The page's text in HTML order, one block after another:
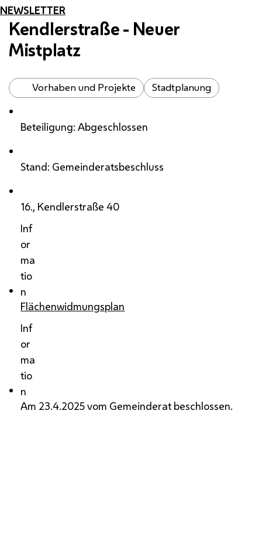
NEWSLETTER
Kendlerstraße - Neuer
Mistplatz
Vorhaben und Projekte Stadtplanung
Beteiligung: Abgeschlossen
Stand: Gemeinderatsbeschluss
16., Kendlerstraße 40
Inf
or
ma
tio
n
Flächenwidmungsplan
Inf
or
ma
tio
n
Am 23.4.2025 vom Gemeinderat beschlossen.